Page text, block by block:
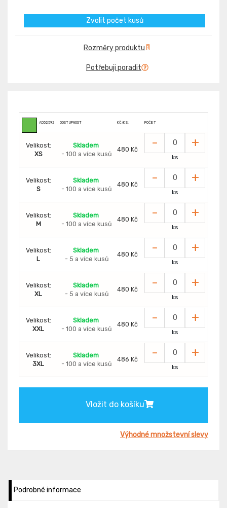
Zvolit počet kusů
Rozměry produktu
Potřebuji poradit
AD52592 DOSTUPNOST KČ/KS: POČET
Velikost:
XS
Skladem
- 100 a více kusů
480 Kč - +
ks
Velikost:
S
Skladem
- 100 a více kusů
480 Kč - +
ks
Velikost:
M
Skladem
- 100 a více kusů
480 Kč - +
ks
Velikost:
L
Skladem
- 5 a více kusů
480 Kč - +
ks
Velikost:
XL
Skladem
- 5 a více kusů
480 Kč - +
ks
Velikost:
XXL
Skladem
- 100 a více kusů
480 Kč - +
ks
Velikost:
3XL
Skladem
- 100 a více kusů
486 Kč - +
ks
Vložit do košíku
Výhodné množstevní slevy
Podrobné informace